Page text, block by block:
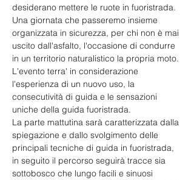
desiderano mettere le ruote in fuoristrada.
Una giornata che passeremo insieme
organizzata in sicurezza, per chi non è mai
uscito dall'asfalto, l'occasione di condurre
in un territorio naturalistico la propria moto.
L'evento terra' in considerazione
l'esperienza di un nuovo uso, la
consecutività di guida e le sensazioni
uniche della guida fuoristrada.
La parte mattutina sarà caratterizzata dalla
spiegazione e dallo svolgimento delle
principali tecniche di guida in fuoristrada,
in seguito il percorso seguirà tracce sia
sottobosco che lungo facili e sinuosi